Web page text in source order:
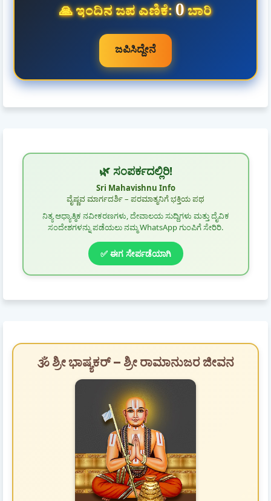
🙏 ಇಂದಿನ ಜಪ ಎಣಿಕೆ:0ಬಾರಿ
ಜಪಿಸಿದ್ದೇನೆ
🌿 ಸಂಪರ್ಕದಲ್ಲಿರಿ!
Sri Mahavishnu Info
ವೈಷ್ಣವ ಮಾರ್ಗದರ್ಶಿ – ಪರಮಾತ್ಮನಿಗೆ ಭಕ್ತಿಯ ಪಥ
ನಿತ್ಯ ಆಧ್ಯಾತ್ಮಿಕ ನವೀಕರಣಗಳು, ದೇವಾಲಯ ಸುದ್ದಿಗಳು ಮತ್ತು ದೈವಿಕ
ಸಂದೇಶಗಳನ್ನು ಪಡೆಯಲು ನಮ್ಮ WhatsApp ಗುಂಪಿಗೆ ಸೇರಿರಿ.
✅ ಈಗ ಸೇರ್ಪಡೆಯಾಗಿ
🕉️ ಶ್ರೀ ಭಾಷ್ಯಕರ್ – ಶ್ರೀ ರಾಮಾನುಜರ ಜೀವನ